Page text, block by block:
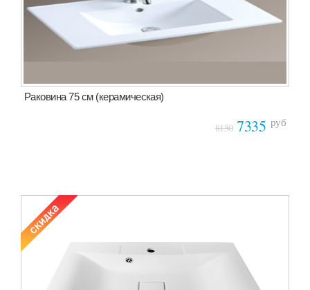
Раковина 75 см (керамическая)
81507335 руб